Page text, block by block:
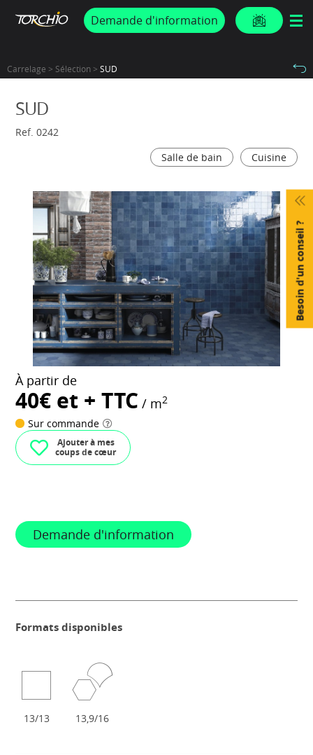
PROMOS & ACTUSDemande d'information
Carrelage > Sélection > SUD
Besoin d'un conseil ?
SUD
Ref. 0242
Salle de bain
Cuisine
À partir de
40€ et + TTC / m2
Sur commande
Ajouter à mes
coups de cœur
Demande d'information
Formats disponibles
13/13 13,9/16